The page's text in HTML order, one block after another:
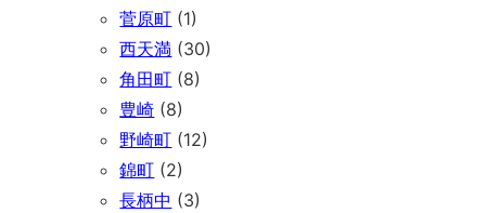
菅原町 (1)
西天満 (30)
角田町 (8)
豊崎 (8)
野崎町 (12)
錦町 (2)
長柄中 (3)